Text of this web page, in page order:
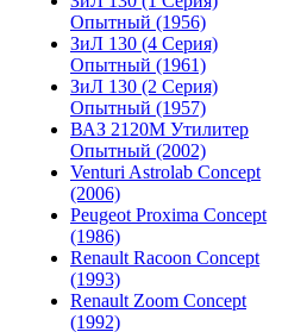
Опытный (1956)
ЗиЛ 130 (4 Серия)
Опытный (1961)
ЗиЛ 130 (2 Серия)
Опытный (1957)
ВАЗ 2120М Утилитер
Опытный (2002)
Venturi Astrolab Concept
(2006)
Peugeot Proxima Concept
(1986)
Renault Racoon Concept
(1993)
Renault Zoom Concept
(1992)